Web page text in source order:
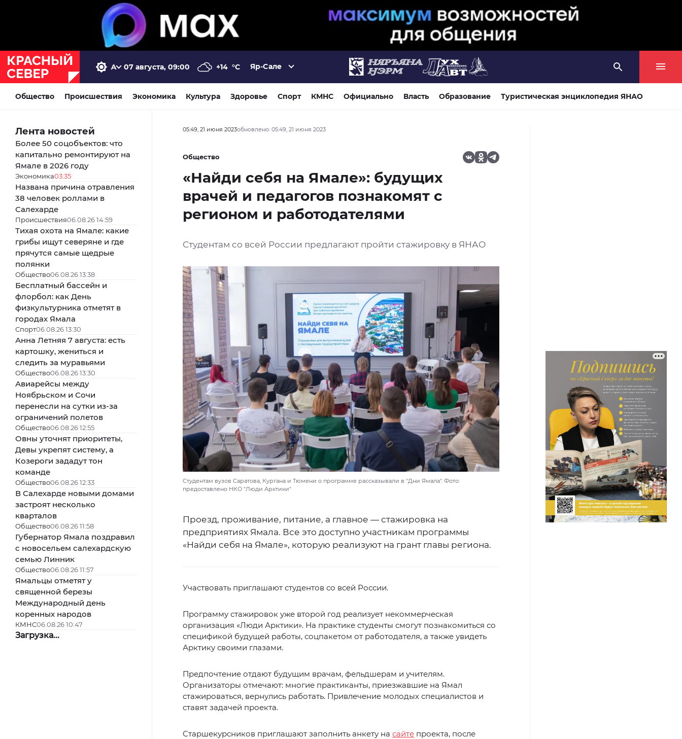
07 августа, 09:00 +14 °C Яр-Сале
Общество Происшествия Экономика Культура Здоровье Спорт КМНС Официально Власть Образование Туристическая энциклопедия ЯНАО
Лента новостей
Более 50 соцобъектов: что
капитально ремонтируют на
Ямале в 2026 году
Экономика03:35
Названа причина отравления
38 человек роллами в
Салехарде
Происшествия06.08.26 14:59
Тихая охота на Ямале: какие
грибы ищут северяне и где
прячутся самые щедрые
полянки
Общество06.08.26 13:38
Бесплатный бассейн и
флорбол: как День
физкультурника отметят в
городах Ямала
Спорт06.08.26 13:30
Анна Летняя 7 августа: есть
картошку, жениться и
следить за муравьями
Общество06.08.26 13:30
Авиарейсы между
Ноябрьском и Сочи
перенесли на сутки из-за
ограничений полетов
Общество06.08.26 12:55
Овны уточнят приоритеты,
Девы укрепят систему, а
Козероги зададут тон
команде
Общество06.08.26 12:33
В Салехарде новыми домами
застроят несколько
кварталов
Общество06.08.26 11:58
Губернатор Ямала поздравил
с новосельем салехардскую
семью Линник
Общество06.08.26 11:57
Ямальцы отметят у
священной березы
Международный день
коренных народов
КМНС06.08.26 10:47
Загрузка...
05:49, 21 июня 2023обновлено: 05:49, 21 июня 2023
Общество
«Найди себя на Ямале»: будущих
врачей и педагогов познакомят с
регионом и работодателями
Студентам со всей России предлагают пройти стажировку в ЯНАО
Студентам вузов Саратова, Кургана и Тюмени о программе рассказывали в "Дни Ямала". Фото:
предоставлено НКО "Люди Арктики"
Проезд, проживание, питание, а главное — стажировка на
предприятиях Ямала. Все это доступно участникам программы
«Найди себя на Ямале», которую реализуют на грант главы региона.
Участвовать приглашают студентов со всей России.
Программу стажировок уже второй год реализует некоммерческая
организация «Люди Арктики». На практике студенты смогут познакомиться со
спецификой будущей работы, соцпакетом от работодателя, а также увидеть
Арктику своими глазами.
Предпочтение отдают будущим врачам, фельдшерам и учителям.
Организаторы отмечают: многие практиканты, приезжавшие на Ямал
стажироваться, вернулись работать. Привлечение молодых специалистов и
ставят задачей проекта.
Старшекурсников приглашают заполнить анкету на сайте проекта, после